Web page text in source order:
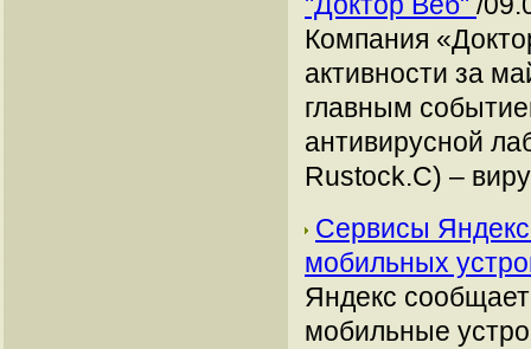
Компания
активности за
главным
антивирусной
Rustock.C) –
Сервисы
мобильных
Яндекс
мобильные